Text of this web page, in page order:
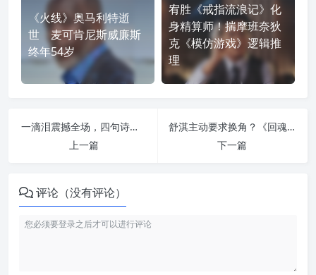
《火线》奥马利特逝
世 麦可肯尼斯威廉斯
终年54岁
宥胜《戒指流浪记》化
身精算师！揣摩班奈狄
克《模仿游戏》逻辑推
理
一滴泪震撼全场，四句诗骂服众人：61岁吕雪凤的演技为何封神？
上一篇
舒淇主动要求换角？《回魂计》导演揭开选角反转内幕
下一篇
评论（没有评论）